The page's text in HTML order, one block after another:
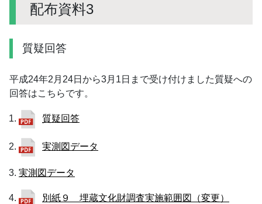
配布資料3
質疑回答
平成24年2月24日から3月1日まで受け付けました質疑への
回答はこちらです。
質疑回答
実測図データ
実測図データ
別紙９ 埋蔵文化財調査実施範囲図（変更）